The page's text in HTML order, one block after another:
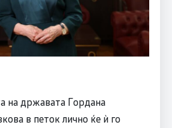
на државата Гордана
в петок лично ќе ѝ го